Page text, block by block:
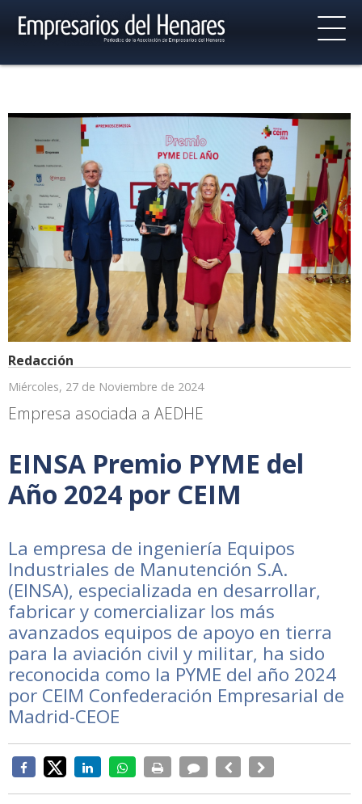
Redacción
Miércoles, 27 de Noviembre de 2024
Empresa asociada a AEDHE
EINSA Premio PYME del
Año 2024 por CEIM
La empresa de ingeniería Equipos
Industriales de Manutención S.A.
(EINSA), especializada en desarrollar,
fabricar y comercializar los más
avanzados equipos de apoyo en tierra
para la aviación civil y militar, ha sido
reconocida como la PYME del año 2024
por CEIM Confederación Empresarial de
Madrid-CEOE